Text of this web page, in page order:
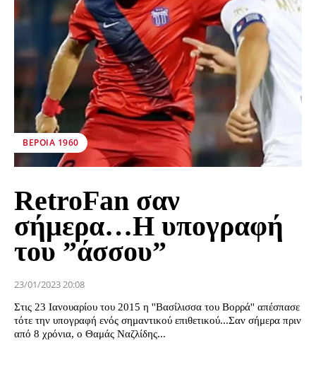
ΒΕΡΟΙΑ 1960
RetroFan σαν
σήμερα…Η υπογραφή
του ”άσσου”
23/01/2023 20:08
Στις 23 Ιανουαρίου του 2015 η ''Βασίλισσα του Βορρά'' απέσπασε
τότε την υπογραφή ενός σημαντικού επιθετικού...Σαν σήμερα πριν
από 8 χρόνια, ο Θαμάς Ναζλίδης...